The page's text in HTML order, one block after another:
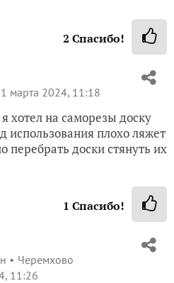
2 Спасибо!
марта 2024, 11:18
хотел на саморезы доску
использования плохо ляжет
перебрать доски стянуть их
1 Спасибо!
Черемхово
11:26